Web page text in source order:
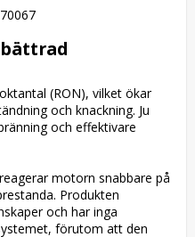
(RON), vilket ökar
och knackning. Ju
och effektivare
motorn snabbare på
Produkten
och har inga
förutom att den